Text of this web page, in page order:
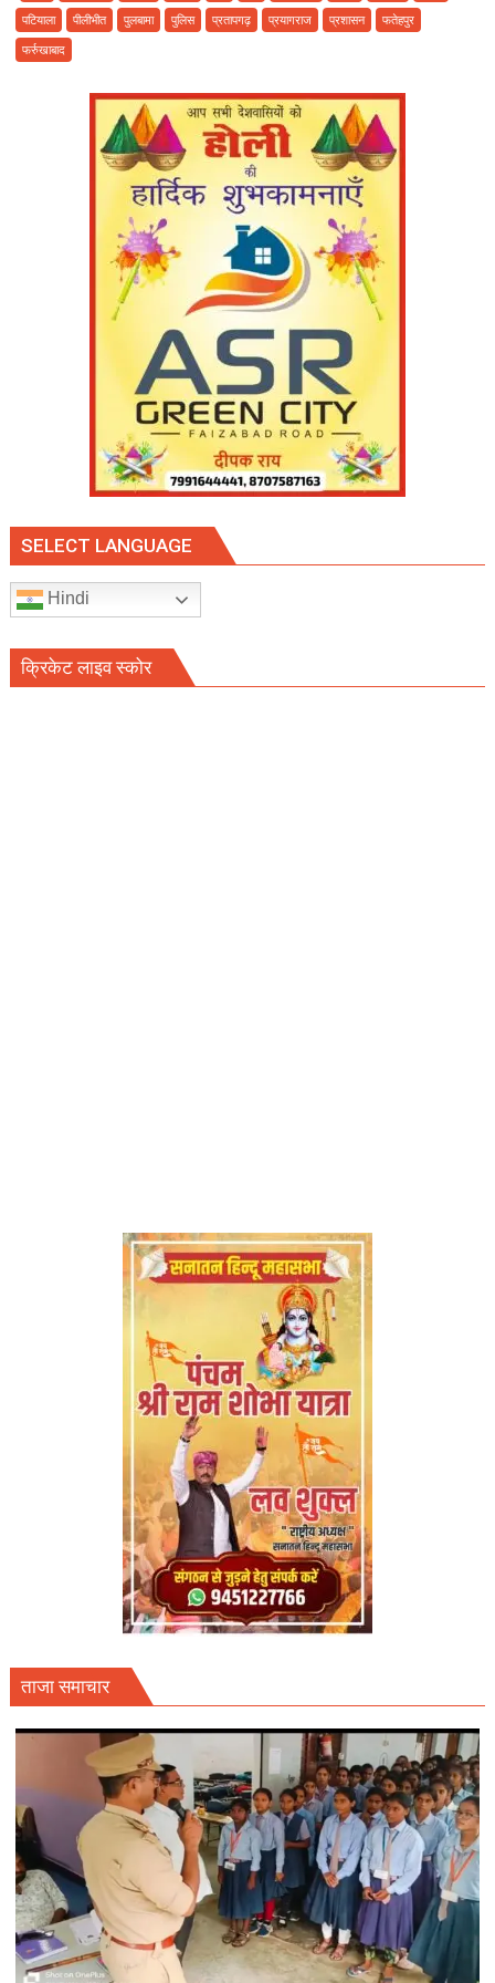
2016
पटियाला
पीलीभीत पुलबामा पुलिस प्रतापगढ़ प्रयागराज प्रशासन
फतेहपुर
फर्रुखाबाद
SELECT LANGUAGE
Hindi
क्रिकेट लाइव स्कोर
ताजा समाचार